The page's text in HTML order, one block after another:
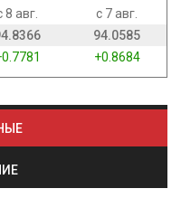
8 авг.
с 7 авг.
94.0585
+0.8684